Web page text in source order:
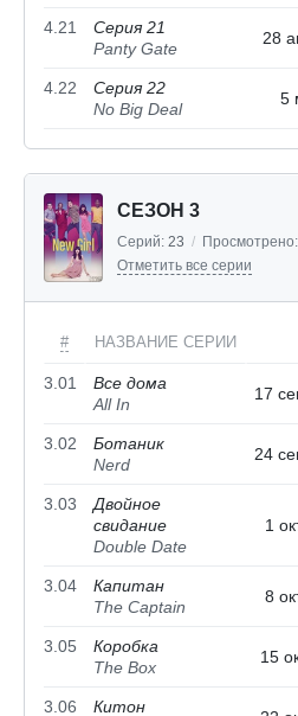
4.21
Серия 21
Panty Gate
28
4.22
Серия 22
No Big Deal
5
СЕЗОН 3
Серий: 23 / Просмотрено:
Отметить все серии
# НАЗВАНИЕ СЕРИИ
3.01
Все дома
All In
17
3.02
Ботаник
Nerd
24
3.03
Двойное
свидание
Double Date
1
3.04
Капитан
The Captain
8
3.05
Коробка
The Box
15
3.06
Китон